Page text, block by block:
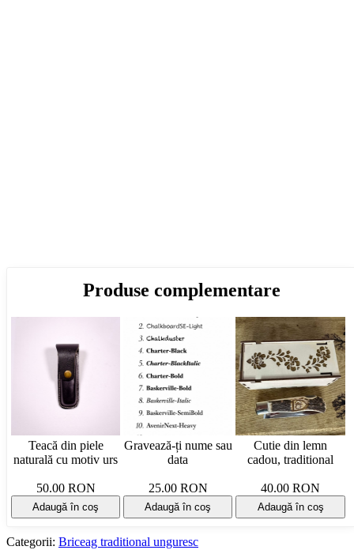
Produse complementare
Teacă din piele
naturală cu motiv urs
50.00 RON
Adaugă în coş
Gravează-ți nume sau
data
25.00 RON
Adaugă în coş
Cutie din lemn
cadou, traditional
40.00 RON
Adaugă în coş
Categorii: Briceag traditional unguresc